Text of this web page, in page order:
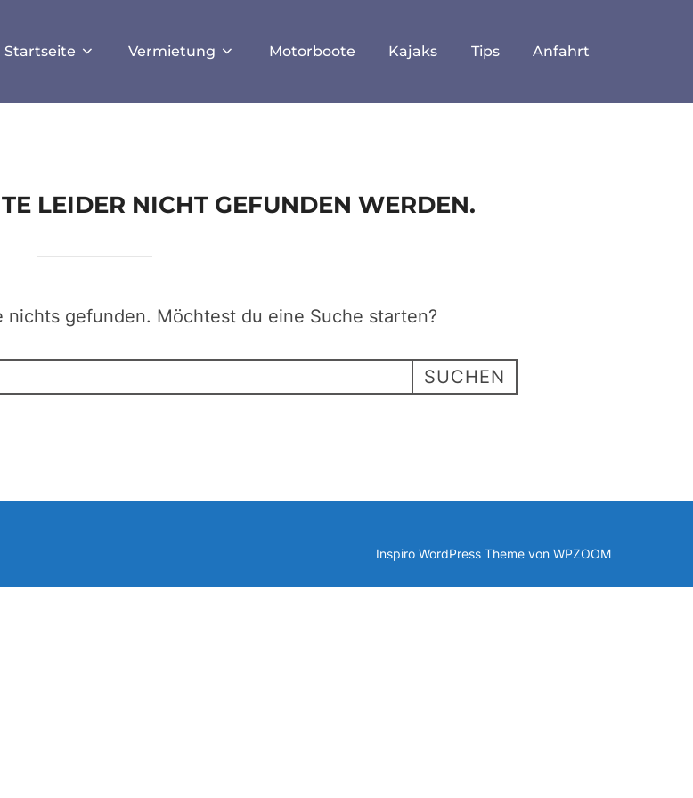
true);
Startseite Vermietung Motorboote Kajaks Tips Anfahrt
LEIDER NICHT GEFUNDEN WERDEN.
gefunden. Möchtest du eine Suche starten?
SUCHEN
Inspiro WordPress Theme von WPZOOM